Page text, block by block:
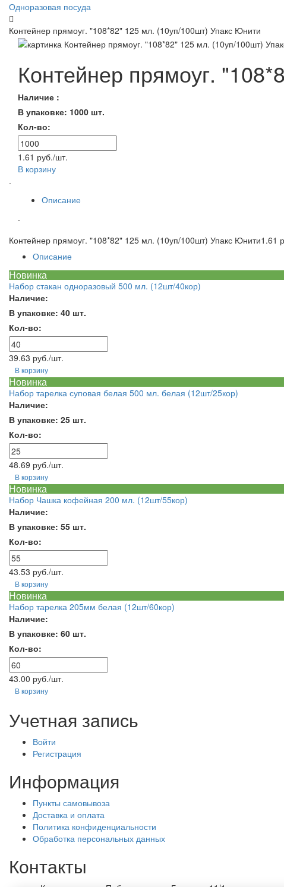
Одноразовая посуда
Контейнер прямоуг. "108*82" 125 мл. (10уп/100шт) Упакс Юнити
Контейнер прямоуг.
Наличие :
В упаковке: 1000 шт.
Кол-во:
1.61 руб./шт.
В корзину
.
Описание
.
Контейнер прямоуг. "108*82" 125 мл. (10уп/100шт) Упакс Юнити1.61
Описание
Новинка
Набор стакан одноразовый 500 мл. (12шт/40кор)
Наличие:
В упаковке: 40 шт.
Кол-во:
39.63 руб./шт.
В корзину
Новинка
Набор тарелка суповая белая 500 мл. белая (12шт/25кор)
Наличие:
В упаковке: 25 шт.
Кол-во:
48.69 руб./шт.
В корзину
Новинка
Набор Чашка кофейная 200 мл. (12шт/55кор)
Наличие:
В упаковке: 55 шт.
Кол-во:
43.53 руб./шт.
В корзину
Новинка
Набор тарелка 205мм белая (12шт/60кор)
Наличие:
В упаковке: 60 шт.
Кол-во:
43.00 руб./шт.
В корзину
Учетная запись
Войти
Регистрация
Информация
Пункты самовывоза
Доставка и оплата
Политика конфиденциальности
Обработка персональных данных
Контакты